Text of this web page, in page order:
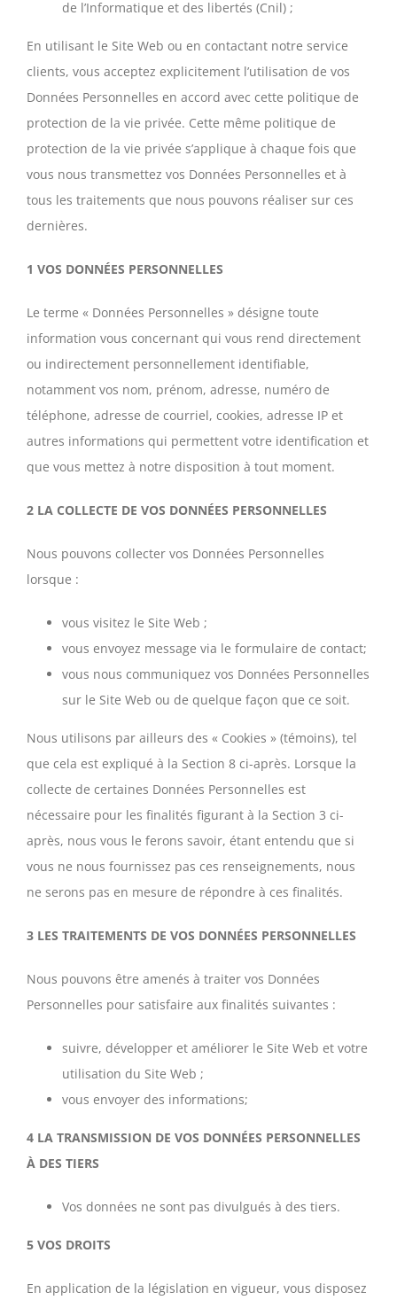
de l’Informatique et des libertés (Cnil) ;
En utilisant le Site Web ou en contactant notre service
clients, vous acceptez explicitement l’utilisation de vos
Données Personnelles en accord avec cette politique de
protection de la vie privée. Cette même politique de
protection de la vie privée s’applique à chaque fois que
vous nous transmettez vos Données Personnelles et à
tous les traitements que nous pouvons réaliser sur ces
dernières.
1 VOS DONNÉES PERSONNELLES
Le terme « Données Personnelles » désigne toute
information vous concernant qui vous rend directement
ou indirectement personnellement identifiable,
notamment vos nom, prénom, adresse, numéro de
téléphone, adresse de courriel, cookies, adresse IP et
autres informations qui permettent votre identification et
que vous mettez à notre disposition à tout moment.
2 LA COLLECTE DE VOS DONNÉES PERSONNELLES
Nous pouvons collecter vos Données Personnelles
lorsque :
vous visitez le Site Web ;
vous envoyez message via le formulaire de contact;
vous nous communiquez vos Données Personnelles
sur le Site Web ou de quelque façon que ce soit.
Nous utilisons par ailleurs des « Cookies » (témoins), tel
que cela est expliqué à la Section 8 ci-après. Lorsque la
collecte de certaines Données Personnelles est
nécessaire pour les finalités figurant à la Section 3 ci-
après, nous vous le ferons savoir, étant entendu que si
vous ne nous fournissez pas ces renseignements, nous
ne serons pas en mesure de répondre à ces finalités.
3 LES TRAITEMENTS DE VOS DONNÉES PERSONNELLES
Nous pouvons être amenés à traiter vos Données
Personnelles pour satisfaire aux finalités suivantes :
suivre, développer et améliorer le Site Web et votre
utilisation du Site Web ;
vous envoyer des informations;
4 LA TRANSMISSION DE VOS DONNÉES PERSONNELLES
À DES TIERS
Vos données ne sont pas divulgués à des tiers.
5 VOS DROITS
En application de la législation en vigueur, vous disposez